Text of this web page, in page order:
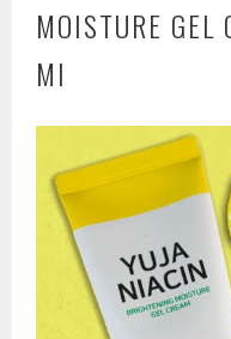
MOISTURE GEL
MI